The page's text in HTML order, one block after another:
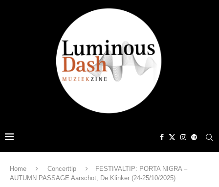
Home Concerttip
FESTIVALTIP: PORTA NIGRA –
AUTUMN PASSAGE Aarschot, De Klinker (24-25/10/2025)